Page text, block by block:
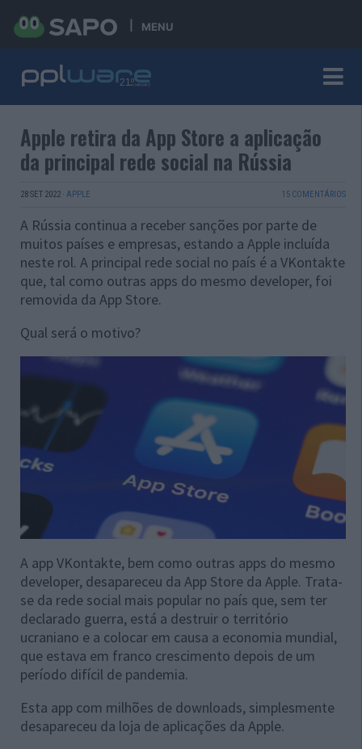
MENU
Apple retira da App Store a aplicação
da principal rede social na Rússia
28 SET 2022 · APPLE 15 COMENTÁRIOS
A Rússia continua a receber sanções por parte de
muitos países e empresas, estando a Apple incluída
neste rol. A principal rede social no país é a VKontakte
que, tal como outras apps do mesmo developer, foi
removida da App Store.
Qual será o motivo?
A app VKontakte, bem como outras apps do mesmo
developer, desapareceu da App Store da Apple. Trata-
se da rede social mais popular no país que, sem ter
declarado guerra, está a destruir o território
ucraniano e a colocar em causa a economia mundial,
que estava em franco crescimento depois de um
período difícil de pandemia.
Esta app com milhões de downloads, simplesmente
desapareceu da loja de aplicações da Apple.